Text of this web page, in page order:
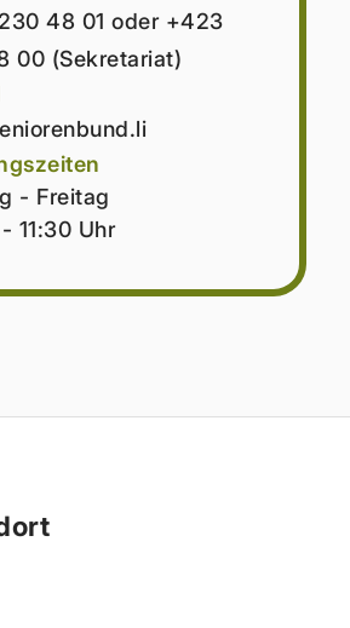
48 01 oder +423
00 (Sekretariat)
- Freitag
11:30 Uhr